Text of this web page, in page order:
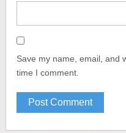
Save my name, email, and
time I comment.